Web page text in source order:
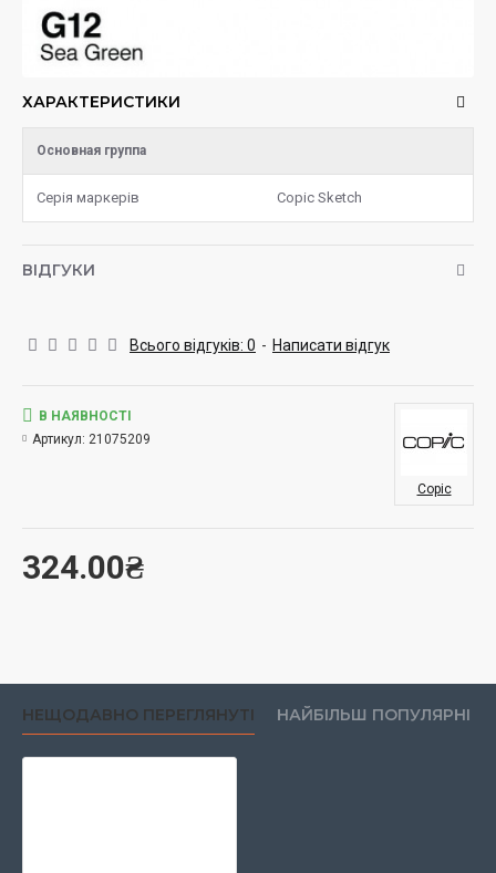
ХАРАКТЕРИСТИКИ
Основная группа
Серія маркерів Copic Sketch
ВІДГУКИ
Всього відгуків: 0 - Написати відгук
324.00₴
В НАЯВНОСТІ
Артикул: 21075209
Copic
НЕЩОДАВНО ПЕРЕГЛЯНУТІ НАЙБІЛЬШ ПОПУЛЯРНІ